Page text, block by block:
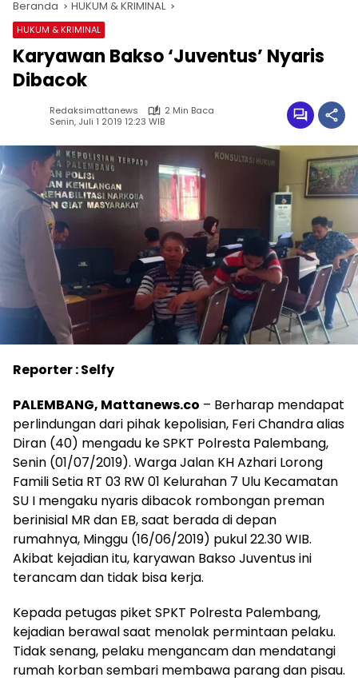
Beranda HUKUM & KRIMINAL
HUKUM & KRIMINAL
Karyawan Bakso ‘Juventus’ Nyaris
Dibacok
Redaksimattanews
2 Min Baca
Senin, Juli 1 2019 12:23 WIB
Reporter : Selfy
PALEMBANG, Mattanews.co – Berharap mendapat
perlindungan dari pihak kepolisian, Feri Chandra alias
Diran (40) mengadu ke SPKT Polresta Palembang,
Senin (01/07/2019). Warga Jalan KH Azhari Lorong
Famili Setia RT 03 RW 01 Kelurahan 7 Ulu Kecamatan
SU I mengaku nyaris dibacok rombongan preman
berinisial MR dan EB, saat berada di depan
rumahnya, Minggu (16/06/2019) pukul 22.30 WIB.
Akibat kejadian itu, karyawan Bakso Juventus ini
terancam dan tidak bisa kerja.
Kepada petugas piket SPKT Polresta Palembang,
kejadian berawal saat menolak permintaan pelaku.
Tidak senang, pelaku mengancam dan mendatangi
rumah korban sembari membawa parang dan pisau.